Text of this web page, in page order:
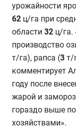
урожайности
62 ц/га при
области 32 ц/га.
производство
т/га), рапса (3 т/
комментирует
году после
жарой и
гораздо выше
хозяйствами».